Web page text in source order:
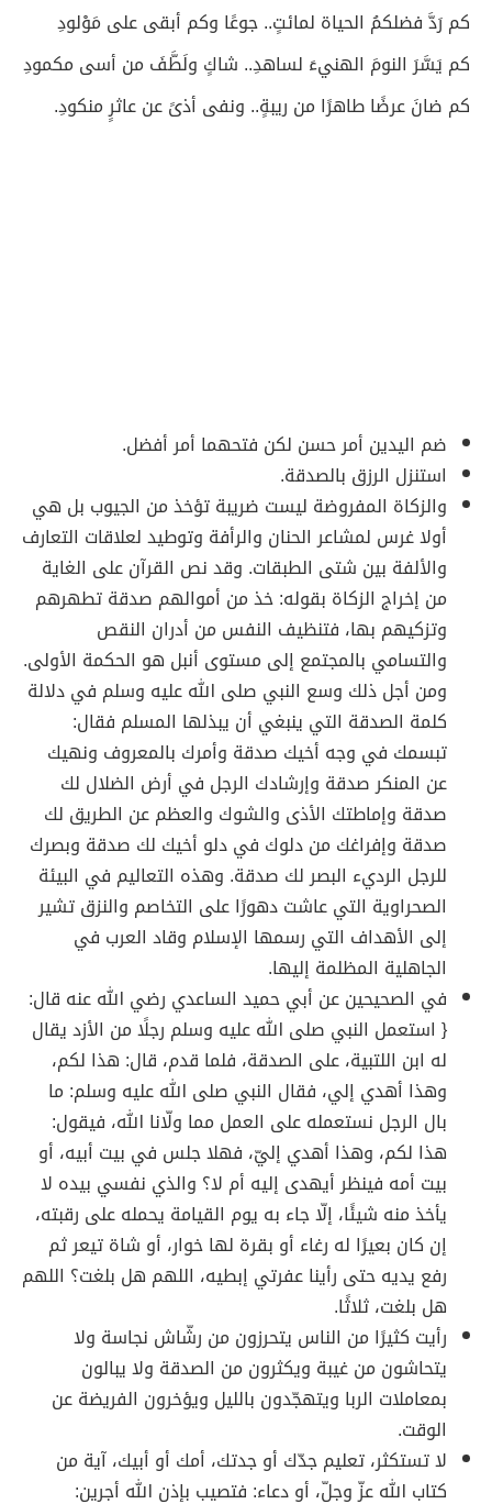
كم رَدَّ فضلكمُ الحياة لمائتٍ.. جوعًا وكم أبقى على مَوْلودِ
كم يَسَّرَ النومَ الهنيءَ لساهدِ.. شاكٍ ولَطَّفَ من أسى مكمودِ
كم ضانَ عرضًا طاهرًا من ريبةٍ.. ونفى أذىً عن عاثرٍ منكودِ.
ضم اليدين أمر حسن لكن فتحهما أمر أفضل.
استنزل الرزق بالصدقة.
والزكاة المفروضة ليست ضريبة تؤخذ من الجيوب بل هي
أولا غرس لمشاعر الحنان والرأفة وتوطيد لعلاقات التعارف
والألفة بين شتى الطبقات. وقد نص القرآن على الغاية
من إخراج الزكاة بقوله: خذ من أموالهم صدقة تطهرهم
وتزكيهم بها، فتنظيف النفس من أدران النقص
والتسامي بالمجتمع إلى مستوى أنبل هو الحكمة الأولى.
ومن أجل ذلك وسع النبي صلى الله عليه وسلم في دلالة
كلمة الصدقة التي ينبغي أن يبذلها المسلم فقال:
تبسمك في وجه أخيك صدقة وأمرك بالمعروف ونهيك
عن المنكر صدقة وإرشادك الرجل في أرض الضلال لك
صدقة وإماطتك الأذى والشوك والعظم عن الطريق لك
صدقة وإفراغك من دلوك في دلو أخيك لك صدقة وبصرك
للرجل الرديء البصر لك صدقة. وهذه التعاليم في البيئة
الصحراوية التي عاشت دهورًا على التخاصم والنزق تشير
إلى الأهداف التي رسمها الإسلام وقاد العرب في
الجاهلية المظلمة إليها.
في الصحيحين عن أبي حميد الساعدي رضي الله عنه قال:
{ استعمل النبي صلى الله عليه وسلم رجلًا من الأزد يقال
له ابن اللتبية، على الصدقة، فلما قدم، قال: هذا لكم،
وهذا أهدي إلي، فقال النبي صلى الله عليه وسلم: ما
بال الرجل نستعمله على العمل مما ولّانا الله، فيقول:
هذا لكم، وهذا أهدي إليّ، فهلا جلس في بيت أبيه، أو
بيت أمه فينظر أيهدى إليه أم لا؟ والذي نفسي بيده لا
يأخذ منه شيئًا، إلّا جاء به يوم القيامة يحمله على رقبته،
إن كان بعيرًا له رغاء أو بقرة لها خوار، أو شاة تيعر ثم
رفع يديه حتى رأينا عفرتي إبطيه، اللهم هل بلغت؟ اللهم
هل بلغت، ثلاثًا.
رأيت كثيرًا من الناس يتحرزون من رشّاش نجاسة ولا
يتحاشون من غيبة ويكثرون من الصدقة ولا يبالون
بمعاملات الربا ويتهجّدون بالليل ويؤخرون الفريضة عن
الوقت.
لا تستكثر، تعليم جدّك أو جدتك، أمك أو أبيك، آية من
كتاب الله عزّ وجلّ، أو دعاء: فتصيب بإذن الله أجرين: